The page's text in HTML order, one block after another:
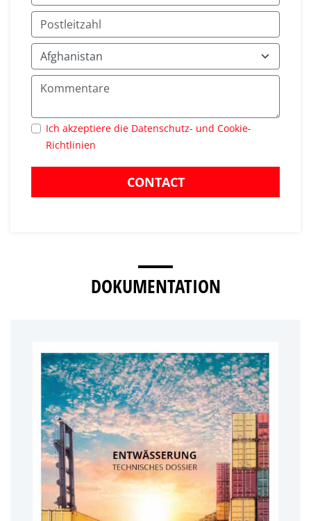
Ich akzeptiere die Datenschutz- und Cookie-
Richtlinien
CONTACT
DOKUMENTATION